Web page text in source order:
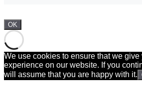
OK
We use cookies to ensure that we give
experience on our website. If you
will assume that you are happy with it.